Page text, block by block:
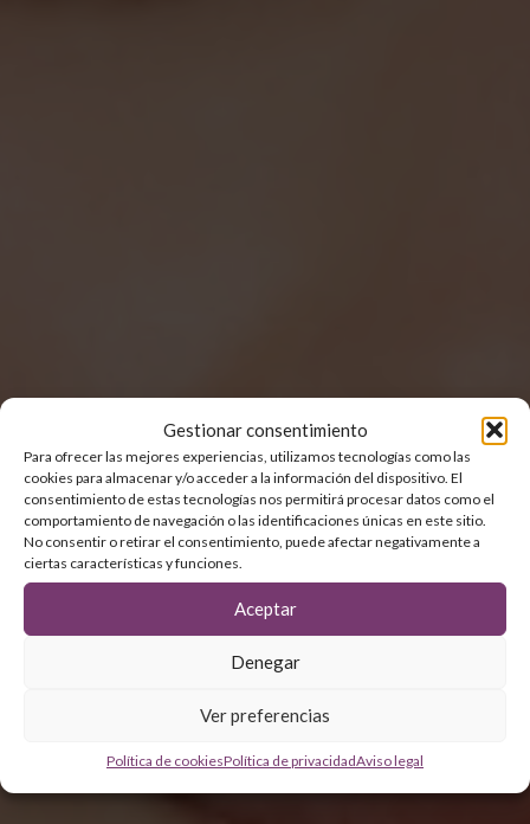
Gestionar consentimiento
Para ofrecer las mejores experiencias, utilizamos tecnologías como las
cookies para almacenar y/o acceder a la información del dispositivo. El
consentimiento de estas tecnologías nos permitirá procesar datos como el
comportamiento de navegación o las identificaciones únicas en este sitio.
No consentir o retirar el consentimiento, puede afectar negativamente a
ciertas características y funciones.
Aceptar
Denegar
Ver preferencias
Política de cookiesPolítica de privacidadAviso legal